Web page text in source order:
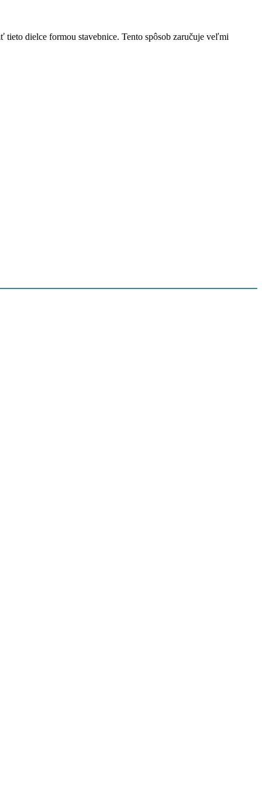
dielce formou stavebnice. Tento spôsob zaručuje veľmi